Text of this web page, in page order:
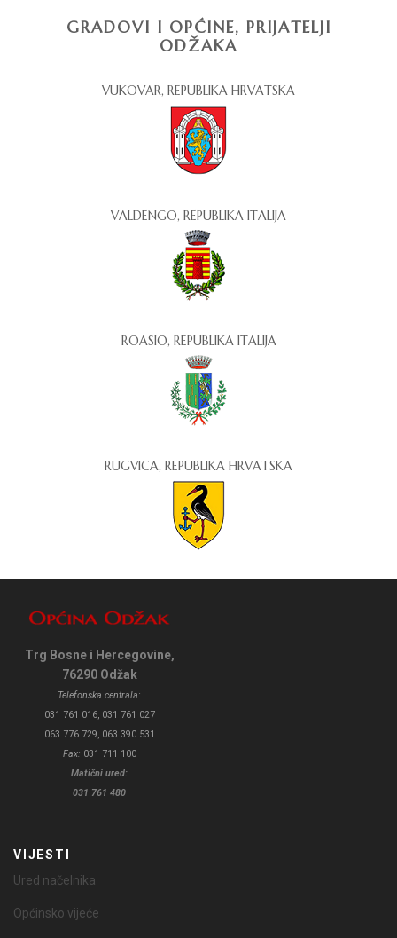
GRADOVI I OPĆINE, PRIJATELJI
ODŽAKA
VUKOVAR, REPUBLIKA HRVATSKA
VALDENGO, REPUBLIKA ITALIJA
ROASIO, REPUBLIKA ITALIJA
RUGVICA, REPUBLIKA HRVATSKA
Trg Bosne i Hercegovine,
76290 Odžak
Telefonska centrala:
031 761 016, 031 761 027
063 776 729, 063 390 531
Fax: 031 711 100
Matični ured:
031 761 480
VIJESTI
Ured načelnika
Općinsko vijeće